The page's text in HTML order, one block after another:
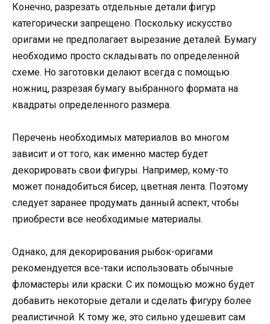
Конечно, разрезать отдельные детали фигур
категорически запрещено. Поскольку искусство
оригами не предполагает вырезание деталей. Бумагу
необходимо просто складывать по определенной
схеме. Но заготовки делают всегда с помощью
ножниц, разрезая бумагу выбранного формата на
квадраты определенного размера.
Перечень необходимых материалов во многом
зависит и от того, как именно мастер будет
декорировать свои фигуры. Например, кому-то
может понадобиться бисер, цветная лента. Поэтому
следует заранее продумать данный аспект, чтобы
приобрести все необходимые материалы.
Однако, для декорирования рыбок-оригами
рекомендуется все-таки использовать обычные
фломастеры или краски. С их помощью можно будет
добавить некоторые детали и сделать фигуру более
реалистичной. К тому же, это сильно удешевит сам